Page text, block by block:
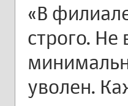
«В
строго.
уволен.